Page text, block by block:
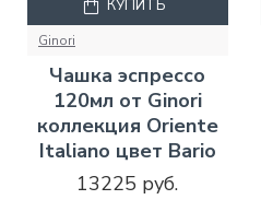
Ginori
Чашка эспрессо
120мл от Ginori
коллекция Oriente
Italiano цвет Bario
13225 руб.
КУПИТЬ